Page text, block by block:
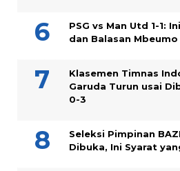
PSG vs Man Utd 1-1:
dan Balasan Mbeumo
Klasemen Timnas
Garuda Turun usai
0-3
Seleksi Pimpinan
Dibuka, Ini Syarat